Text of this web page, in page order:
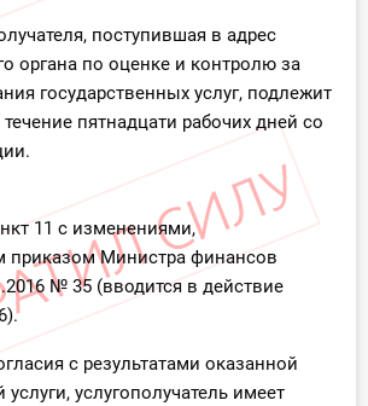
поступившая в адрес
органа по оценке и контролю за
государственных услуг, подлежит
пятнадцати рабочих дней со
11 с изменениями,
приказом Министра финансов
№ 35 (вводится в действие
с результатами оказанной
услуги, услугополучатель имеет